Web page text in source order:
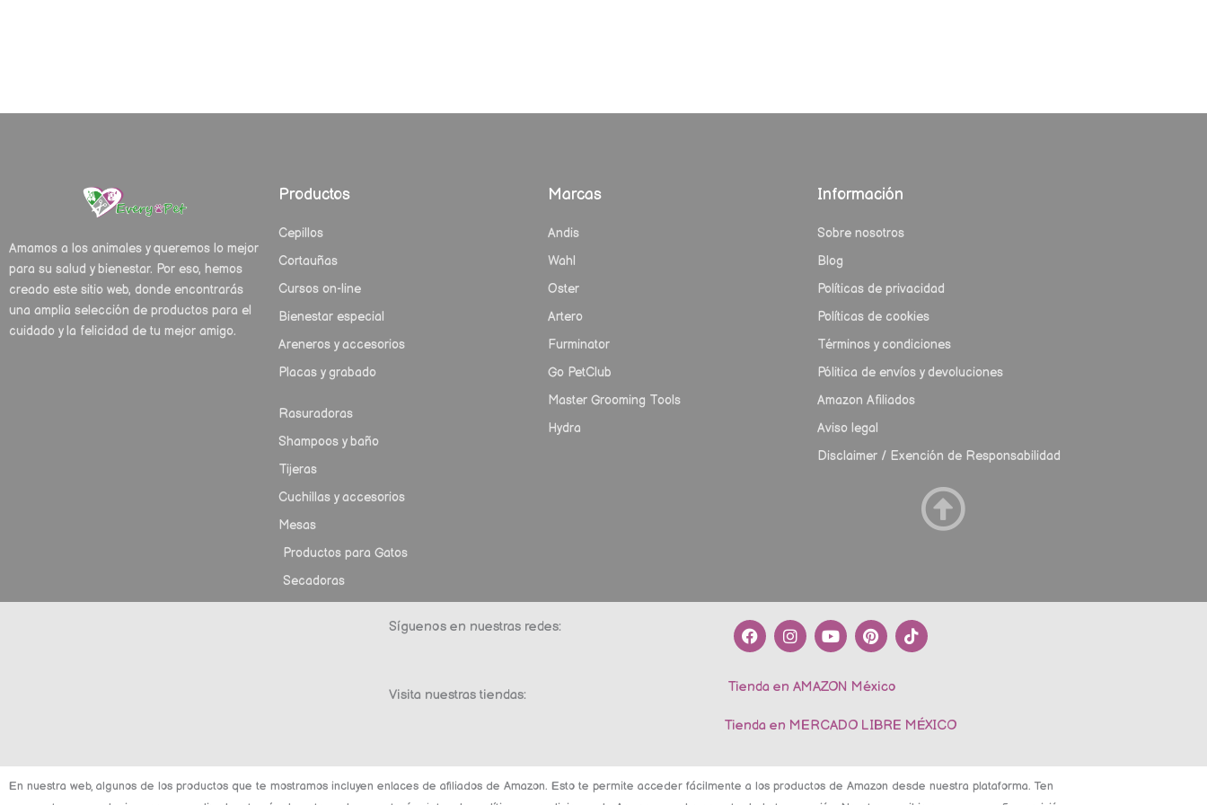
Amamos a los animales y queremos lo mejor
para su salud y bienestar. Por eso, hemos
creado este sitio web, donde encontrarás
una amplia selección de productos para el
cuidado y la felicidad de tu mejor amigo.
Productos
Cepillos
Cortauñas
Cursos on-line
Bienestar especial
Areneros y accesorios
Placas y grabado
Rasuradoras
Shampoos y baño
Tijeras
Cuchillas y accesorios
Mesas
Productos para Gatos
Secadoras
Marcas
Andis
Wahl
Oster
Artero
Furminator
Go PetClub
Master Grooming Tools
Hydra
Información
Sobre nosotros
Blog
Políticas de privacidad
Políticas de cookies
Términos y condiciones
Pólitica de envíos y devoluciones
Amazon Afiliados
Aviso legal
Disclaimer / Exención de Responsabilidad
Síguenos en nuestras redes:
F
a
b
o
I
n
a
r
Y
o
u
e
P
i
e
e
T
i
Visita nuestras tiendas: Tienda en AMAZON México
Tienda en MERCADO LIBRE MÉXICO
En nuestra web, algunos de los productos que te mostramos incluyen enlaces de afiliados de Amazon. Esto te permite acceder fácilmente a los productos de Amazon desde nuestra plataforma. Ten